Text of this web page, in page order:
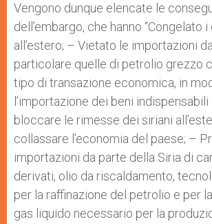
Vengono dunque elencate le
dell’embargo, che hanno “Congelato
all’estero; – Vietato le importazioni
particolare quelle di petrolio grezzo
tipo di transazione economica, in
l’importazione dei beni indispensabili
bloccare le rimesse dei siriani
collassare l’economia del paese; –
importazioni da parte della Siria di
derivati, olio da riscaldamento,
per la raffinazione del petrolio e per
gas liquido necessario per la